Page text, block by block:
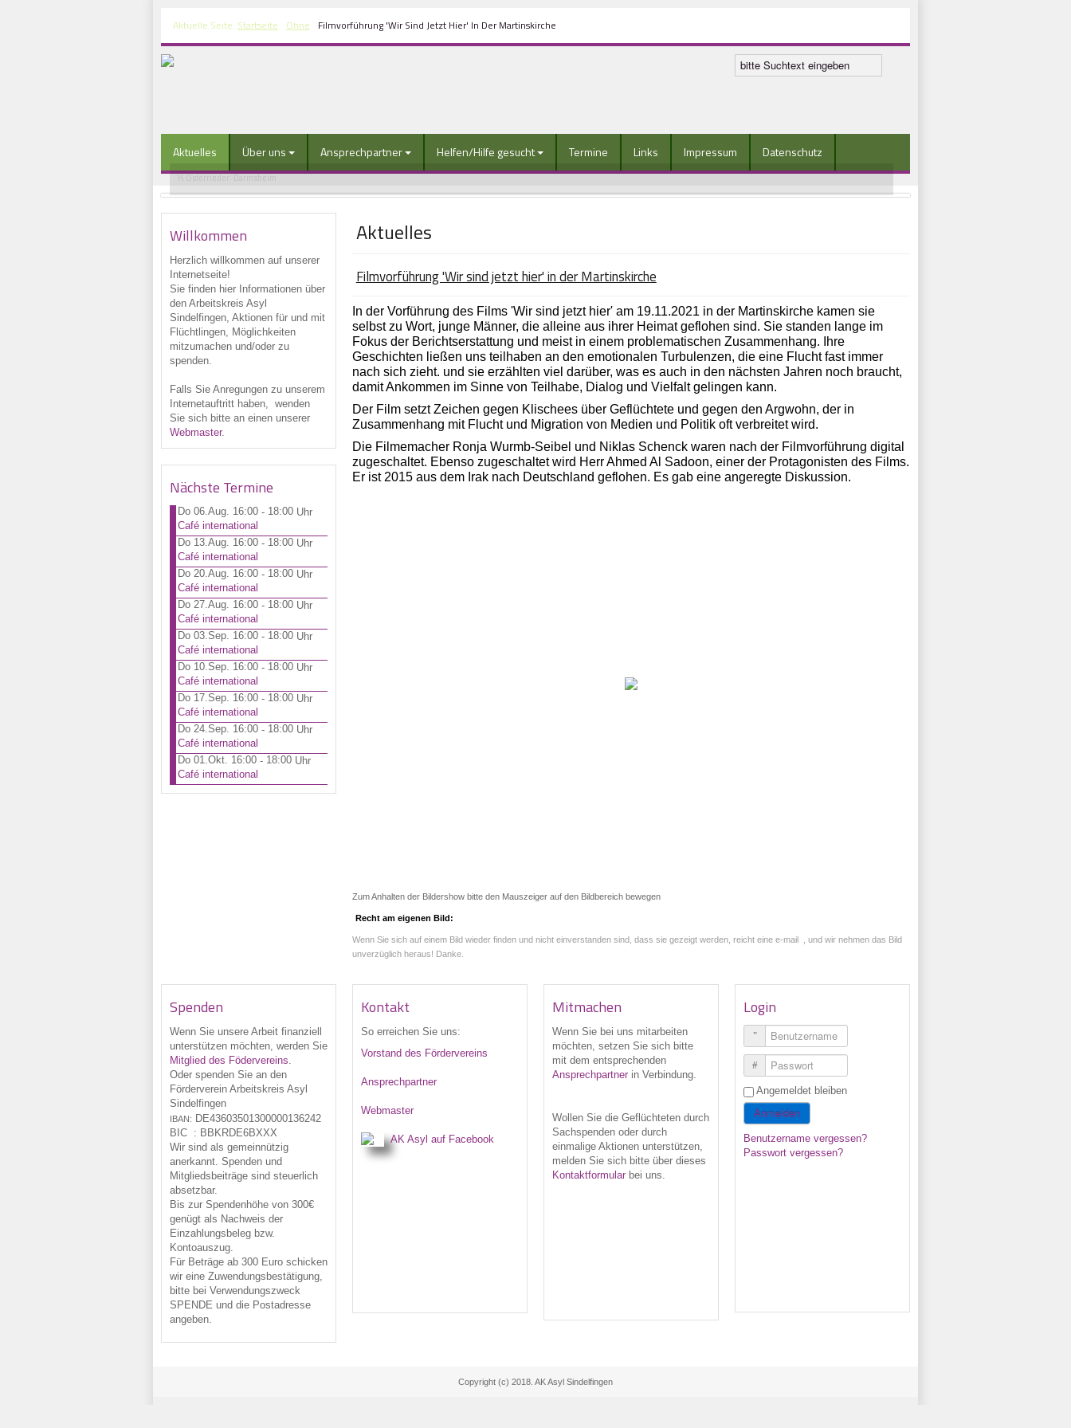
Aktuelle Seite: Startseite Ohne Filmvorführung 'Wir Sind Jetzt Hier' In Der Martinskirche
Aktuelles Über uns Ansprechpartner Helfen/Hilfe gesucht Termine Links Impressum Datenschutz
Willkommen
Herzlich willkommen auf unserer
Internetseite!
Sie finden hier Informationen über
den Arbeitskreis Asyl
Sindelfingen, Aktionen für und mit
Flüchtlingen, Möglichkeiten
mitzumachen und/oder zu
spenden.
Falls Sie Anregungen zu unserem
Internetauftritt haben, wenden
Sie sich bitte an einen unserer
Webmaster.
Nächste Termine
Do 06.Aug. 16:00- 18:00Uhr
Café international
Do 13.Aug. 16:00- 18:00Uhr
Café international
Do 20.Aug. 16:00- 18:00Uhr
Café international
Do 27.Aug. 16:00- 18:00Uhr
Café international
Do 03.Sep. 16:00- 18:00Uhr
Café international
Do 10.Sep. 16:00- 18:00Uhr
Café international
Do 17.Sep. 16:00- 18:00Uhr
Café international
Do 24.Sep. 16:00- 18:00Uhr
Café international
Do 01.Okt. 16:00- 18:00Uhr
Café international
Aktuelles
Filmvorführung 'Wir sind jetzt hier' in der Martinskirche
In der Vorführung des Films 'Wir sind jetzt hier' am 19.11.2021 in der Martinskirche kamen sie
selbst zu Wort, junge Männer, die alleine aus ihrer Heimat geflohen sind. Sie standen lange im
Fokus der Berichtserstattung und meist in einem problematischen Zusammenhang. Ihre
Geschichten ließen uns teilhaben an den emotionalen Turbulenzen, die eine Flucht fast immer
nach sich zieht. und sie erzählten viel darüber, was es auch in den nächsten Jahren noch braucht,
damit Ankommen im Sinne von Teilhabe, Dialog und Vielfalt gelingen kann.
Der Film setzt Zeichen gegen Klischees über Geflüchtete und gegen den Argwohn, der in
Zusammenhang mit Flucht und Migration von Medien und Politik oft verbreitet wird.
Die Filmemacher Ronja Wurmb-Seibel und Niklas Schenck waren nach der Filmvorführung digital
zugeschaltet. Ebenso zugeschaltet wird Herr Ahmed Al Sadoon, einer der Protagonisten des Films.
Er ist 2015 aus dem Irak nach Deutschland geflohen. Es gab eine angeregte Diskussion.
Zum Anhalten der Bildershow bitte den Mauszeiger auf den Bildbereich bewegen
Recht am eigenen Bild:
Wenn Sie sich auf einem Bild wieder finden und nicht einverstanden sind, dass sie gezeigt werden, reicht eine e-mail, und wir nehmen das Bild
unverzüglich heraus! Danke.
Spenden
Wenn Sie unsere Arbeit finanziell
unterstützen möchten, werden Sie
Mitglied des Födervereins.
Oder spenden Sie an den
Förderverein Arbeitskreis Asyl
Sindelfingen
IBAN: DE43603501300000136242
BIC : BBKRDE6BXXX
Wir sind als gemeinnützig
anerkannt. Spenden und
Mitgliedsbeiträge sind steuerlich
absetzbar.
Bis zur Spendenhöhe von 300€
genügt als Nachweis der
Einzahlungsbeleg bzw.
Kontoauszug.
Für Beträge ab 300 Euro schicken
wir eine Zuwendungsbestätigung,
bitte bei Verwendungszweck
SPENDE und die Postadresse
angeben.
Kontakt
So erreichen Sie uns:
Vorstand des Fördervereins
Ansprechpartner
Webmaster
AK Asyl auf Facebook
Mitmachen
Wenn Sie bei uns mitarbeiten
möchten, setzen Sie sich bitte
mit dem entsprechenden
Ansprechpartnerin Verbindung.
Wollen Sie die Geflüchteten durch
Sachspenden oder durch
einmalige Aktionen unterstützen,
melden Sie sich bitte über dieses
Kontaktformularbei uns.
Login
Benutzername
Passwort
Angemeldet bleiben
Anmelden
Benutzername vergessen?
Passwort vergessen?
Copyright (c) 2018. AK Asyl Sindelfingen